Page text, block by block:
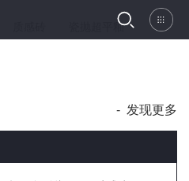
瓷抛超平釉
- 发现更多